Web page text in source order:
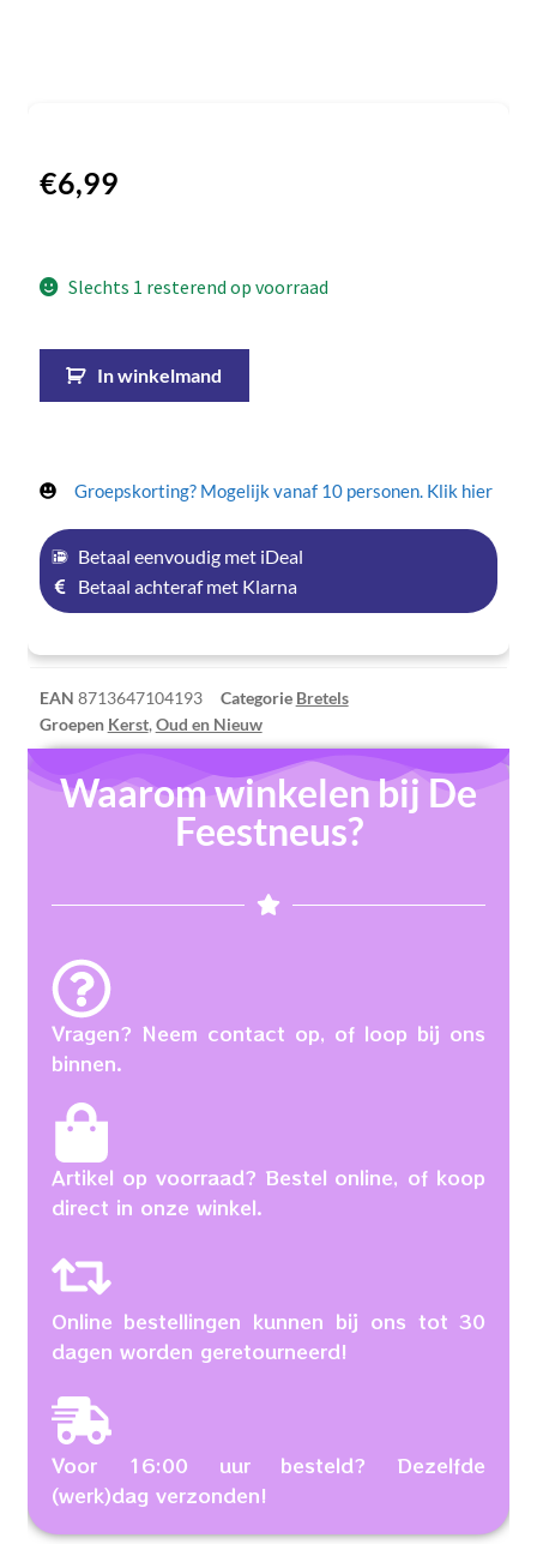
€6,99
Slechts 1 resterend op voorraad
In winkelmand
Groepskorting? Mogelijk vanaf 10 personen. Klik hier
Betaal eenvoudig met iDeal
Betaal achteraf met Klarna
EAN 8713647104193 Categorie Bretels
Groepen Kerst, Oud en Nieuw
Waarom winkelen bij De
Feestneus?
Vragen? Neem contact op, of loop bij ons
binnen.
Artikel op voorraad? Bestel online, of koop
direct in onze winkel.
Online bestellingen kunnen bij ons tot 30
dagen worden geretourneerd!
Voor 16:00 uur besteld? Dezelfde
(werk)dag verzonden!